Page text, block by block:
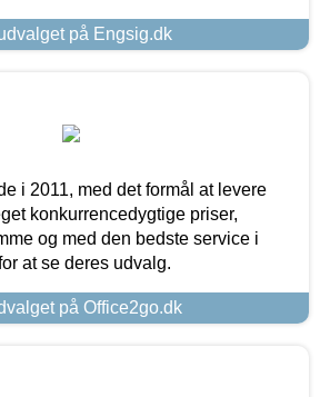
på Engsig.dk
i 2011, med det formål at levere
konkurrencedygtige priser,
og med den bedste service i
at se deres udvalg.
på Office2go.dk